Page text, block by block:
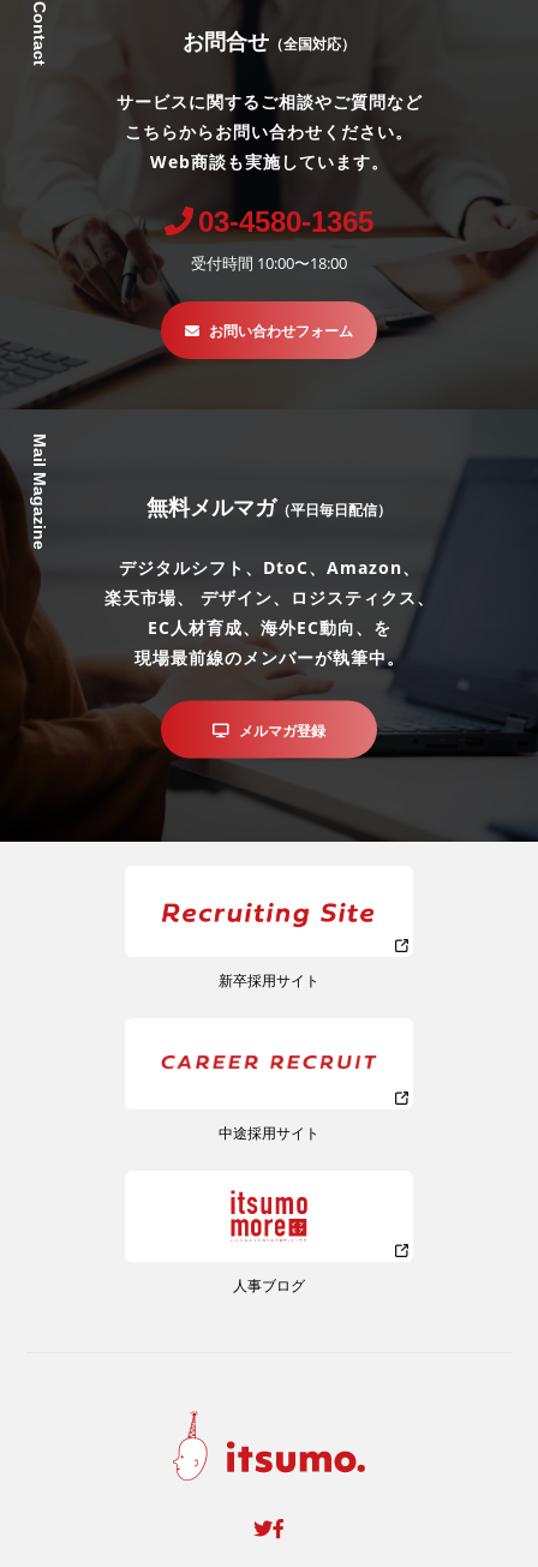
Contact お問合せ （全国対応）
サービスに関するご相談やご質問など
こちらからお問い合わせください。
Web商談も実施しています。
03-4580-1365
受付時間 10:00〜18:00
お問い合わせフォーム
Mail Magazine 無料メルマガ （平日毎日配信）
デジタルシフト、DtoC、Amazon、
楽天市場、 デザイン、ロジスティクス、
EC人材育成、海外EC動向、を
現場最前線のメンバーが執筆中。
メルマガ登録
新卒採用サイト
中途採用サイト
人事ブログ